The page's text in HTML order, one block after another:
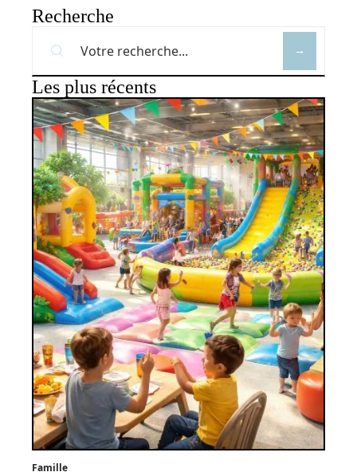
Recherche
Les plus récents
Famille